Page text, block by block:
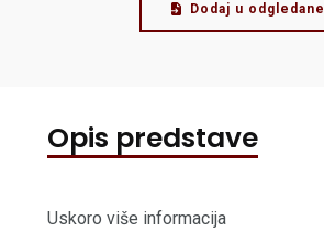
Dodaj u odgledane
Opis predstave
Uskoro više informacija